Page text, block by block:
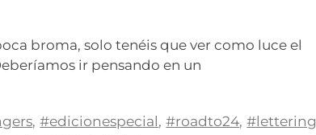
broma, solo tenéis que ver como luce el
ir pensando en un
,#edicionespecial,#roadto24,#lettering